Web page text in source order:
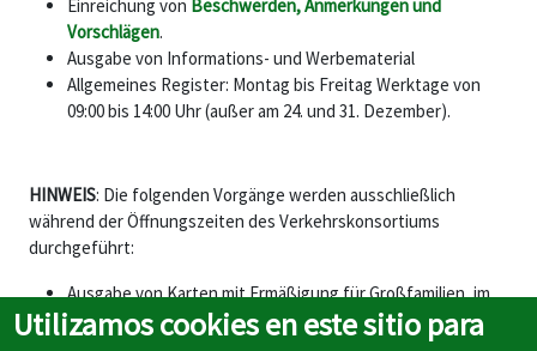
Einreichung von Beschwerden, Anmerkungen und
Vorschlägen.
Ausgabe von Informations- und Werbematerial
Allgemeines Register: Montag bis Freitag Werktage von
09:00 bis 14:00 Uhr (außer am 24. und 31. Dezember).
HINWEIS: Die folgenden Vorgänge werden ausschließlich
während der Öffnungszeiten des Verkehrskonsortiums
durchgeführt:
Ausgabe von Karten mit Ermäßigung für Großfamilien, im
Falle eines Austauschs wegen eines Defekts.
Erneuerung von Karten mit Ermäßigung für Großfamilien.
Utilizamos cookies en este sitio para